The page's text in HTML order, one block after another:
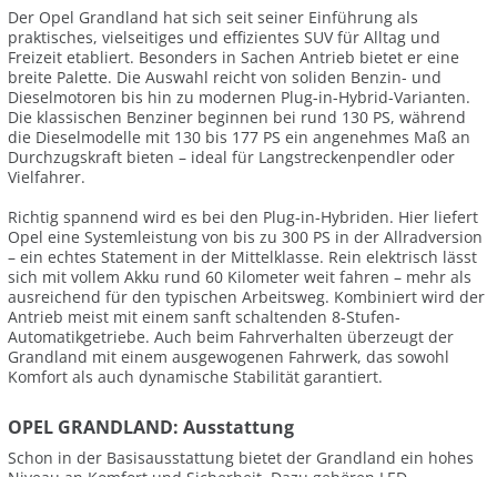
Der Opel Grandland hat sich seit seiner Einführung als
praktisches, vielseitiges und effizientes SUV für Alltag und
Freizeit etabliert. Besonders in Sachen Antrieb bietet er eine
breite Palette. Die Auswahl reicht von soliden Benzin- und
Dieselmotoren bis hin zu modernen Plug-in-Hybrid-Varianten.
Die klassischen Benziner beginnen bei rund 130 PS, während
die Dieselmodelle mit 130 bis 177 PS ein angenehmes Maß an
Durchzugskraft bieten – ideal für Langstreckenpendler oder
Vielfahrer.
Richtig spannend wird es bei den Plug-in-Hybriden. Hier liefert
Opel eine Systemleistung von bis zu 300 PS in der Allradversion
– ein echtes Statement in der Mittelklasse. Rein elektrisch lässt
sich mit vollem Akku rund 60 Kilometer weit fahren – mehr als
ausreichend für den typischen Arbeitsweg. Kombiniert wird der
Antrieb meist mit einem sanft schaltenden 8-Stufen-
Automatikgetriebe. Auch beim Fahrverhalten überzeugt der
Grandland mit einem ausgewogenen Fahrwerk, das sowohl
Komfort als auch dynamische Stabilität garantiert.
OPEL GRANDLAND: Ausstattung
Schon in der Basisausstattung bietet der Grandland ein hohes